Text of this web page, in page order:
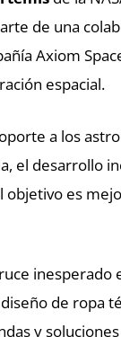
de una
Axiom
espacial.
a los
el desarrollo
objetivo es
inesperado
de ropa
y